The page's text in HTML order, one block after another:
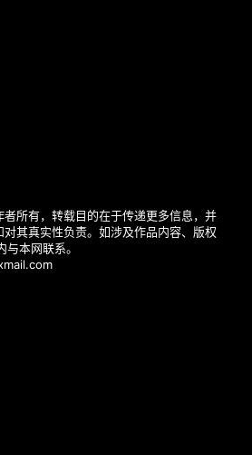
所有，转载目的在于传递更多信息，并
其真实性负责。如涉及作品内容、版权
本网联系。